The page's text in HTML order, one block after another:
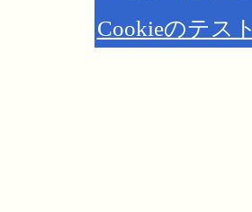
Cookieのテスト